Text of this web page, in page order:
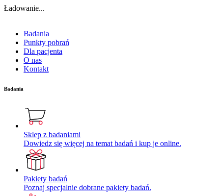
Ładowanie...
Badania
Punkty pobrań
Dla pacjenta
O nas
Kontakt
Badania
Sklep z badaniami
Dowiedz się więcej na temat badań i kup je online.
Pakiety badań
Poznaj specjalnie dobrane pakiety badań.